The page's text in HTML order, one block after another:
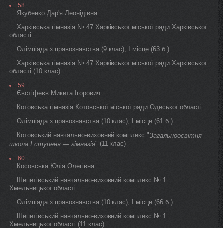
58.
Якубенко Дар'я Леонідівна
Харківська гімназія № 47 Харківської міської ради Харківської
області
Олімпіада з правознавства (9 клас), I місце (63 б.)
Харківська гімназія № 47 Харківської міської ради Харківської
області (10 клас)
59.
Євстіфеєв Микита Ігорович
Котовська гімназія Котовської міської ради Одеської області
Олімпіада з правознавства (10 клас), I місце (61 б.)
Котовський навчально-виховний комплекс "Загальноосвітня
школа I ступеня — гімназія" (11 клас)
60.
Косовська Юлія Олегівна
Шепетівський навчально-виховний комплекс № 1
Хмельницької області
Олімпіада з правознавства (10 клас), I місце (66 б.)
Шепетівський навчально-виховний комплекс № 1
Хмельницької області (11 клас)